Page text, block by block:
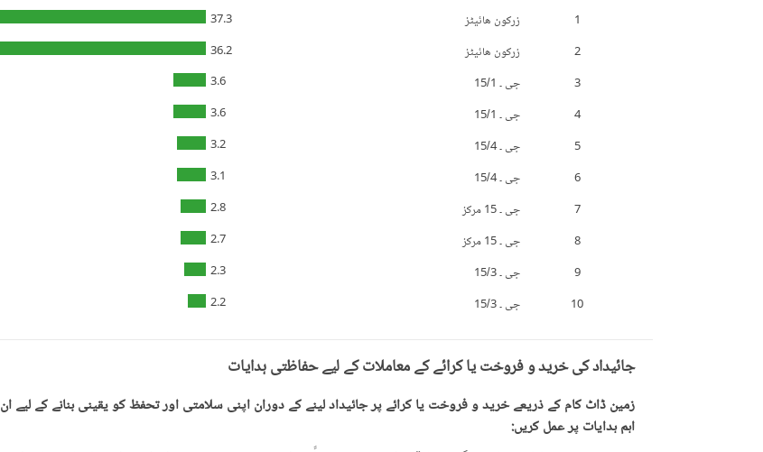
1
زرکون هائیٹز 37.3
2
زرکون هائیٹز 36.2
3
جی ۔ 15/1 3.6
4
جی ۔ 15/1 3.6
5
جی ۔ 15/4 3.2
6
جی ۔ 15/4 3.1
7
جی ۔ 15 مرکز 2.8
8
جی ۔ 15 مرکز 2.7
9
جی ۔ 15/3 2.3
10
جی ۔ 15/3 2.2
جائیداد کی خرید و فروخت یا کرائے کے معاملات کے لیے حفاظتی ہدایات
زمین ڈاٹ کام کے ذریعے خرید و فروخت یا کرائے پر جائیداد لینے کے دوران اپنی سلامتی اور تحفظ کو یقینی بنانے کے لیے ان
اہم ہدایات پر عمل کریں: